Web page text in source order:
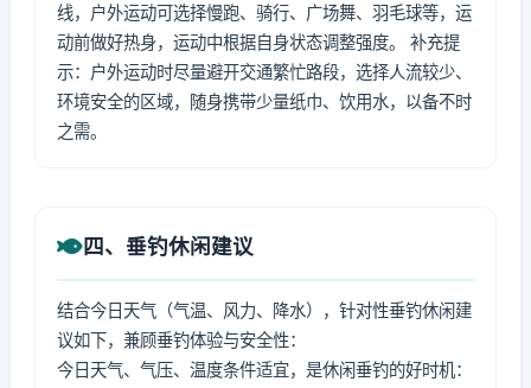
线，户外运动可选择慢跑、骑行、广场舞、羽毛球等，运
动前做好热身，运动中根据自身状态调整强度。 补充提
示：户外运动时尽量避开交通繁忙路段，选择人流较少、
环境安全的区域，随身携带少量纸巾、饮用水，以备不时
之需。
四、垂钓休闲建议
结合今日天气（气温、风力、降水），针对性垂钓休闲建
议如下，兼顾垂钓体验与安全性：
今日天气、气压、温度条件适宜，是休闲垂钓的好时机：